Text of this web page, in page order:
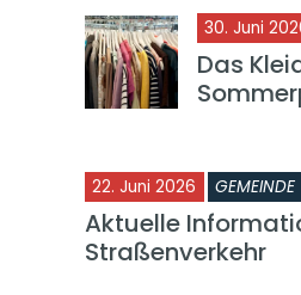
30. Juni
Das
22. Juni 2026 GEMEINDE
Aktuelle
Straßenverkehr